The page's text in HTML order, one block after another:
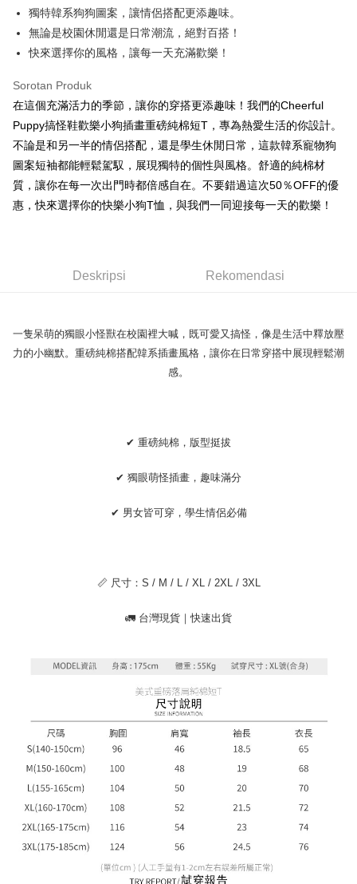
Google Pay
Deskripsi
[Terma Penggunaan untuk OP Pay Later]
Perkhidmatan ini disediakan oleh Taiwan Mobile dan tersedia untuk
pengguna Taiwan Mobile tanpa memerlukan permohonan tambahan.
Jika anda memilih OP Pay Later sebagai kaedah pembayaran, sistem
akan mengarahkan anda secara automatik ke proses transaksi OP Pay
Later selepas pesanan dibuat. Anda perlu mengesahkan nombor telefon
Had kredit yang diluluskan, tempoh ansuran yang tersedia, dan yuran
Jika transaksi tidak disahkan dalam masa 30 minit selepas pesanan
dibuat, atau jika permohonan gagal dalam proses semakan, pesanan
akan dibatalkan secara automatik. Jika permohonan gagal pada
berasingan dan tidak termasuk dalam bil telekom anda. SMS peringatan
pembayaran akan dihantar selepas kitaran bil bulanan.
Selepas mengakses bil melalui pautan dalam SMS, anda boleh
Perkhidmatan ini disediakan oleh Taiwan Mobile Co., Ltd. (“Syarikat”),
yang membolehkan pelanggan membeli barangan atau perkhidmatan
Syarikat, dan pelanggan hendaklah membuat pembayaran mengikut
perjanjian menggunakan sistem bil Syarikat.
Untuk memenuhi hubungan kontrak yang terjalin melalui persetujuan
penggunaan OP Pay Later, peniaga akan memberikan maklumat peribadi
anda (termasuk nama, nombor telefon, atau alamat) kepada Syarikat bagi
tujuan pengumpulan, pemprosesan dan penggunaan data yang
diperlukan untuk pengebilan ansuran, termasuk pengesahan,
pengesahan semula dan pembetulan.
Untuk terma perkhidmatan penuh, sila rujuk pautan berikut:
https://oppay.tw/userRule
" target="_blank" class="link revert-
style">https://oppay.tw/userRule
【Panduan Penggunaan Pembayaran Ansuran Gogo】
AFTEE
Deskripsi
Pertama, Mengenai Perkhidmatan AFTEE Beli Sekarang Bayar Kemudian
pengesahan AFTEE akan muncul.
2. Anda boleh meneruskan pembayaran selepas pengesahan SMS.
AFTEE.
Sila ambil perhatian bahawa tempoh pembayaran adalah 14 hari. Walau
bagaimanapun, bagi mereka yang telah memuat turun Aplikasi AFTEE
ditambah dengan bilangan hari yang boleh dilanjutkan oleh AFTEE. Anda
pesanan. Walau bagaimanapun, tiada jaminan bahawa anda boleh
prapesanan atau produk yang mungkin mengambil masa yang lebih
lama untuk dihantar). Oleh itu, anda dikehendaki membuat pembayaran
1. Jumlah yang diperakui untuk pengguna kali pertama boleh sehingga
NT$10,000. Amaun diperakui sebenar yang diluluskan akan berdasarkan
2. Amaun perbelanjaan minimum mestilah lebih besar daripada NT$20.
Ketiga, Syarat Perkhidmatan
Taiwan, Inc. dan AFTEE akan membuat bil kepada pengguna. AFTEE
akan menggunakan data peribadi yang dikumpul (termasuk nama
pembeli, no. telefon, nama penerima, no. telefon, alamat penerima) untuk
penggunaan perkhidmatan. Sila rujuk kepada "Penyata Pengumpulan
Data Peribadi, Pemprosesan, Penggunaan"
(https://aftee.tw/privacypolicy/
) untuk maklumat lanjut.
Jumlah yang diperakui untuk pengguna kali pertama yang lulus
kelulusan boleh sehingga NT$10,000. Jika pengguna tidak membuat
pembayaran dalam tempoh tersebut, yuran pembayaran lewat sebanyak
20% setahun akan dikenakan. Pengguna bawah umur dikehendaki
mendapatkan kebenaran daripada ibu bapa atau penjaga yang sah
untuk menggunakan AFTEE.
Pemindahan ATM
Pilihan Penghantaran
7-11取貨付款
NT$45/pesanan | Penghantaran percuma untuk pesanan
獨特韓系狗狗圖案，讓情侶搭配更添趣味。
無論是校園休閒還是日常潮流，絕對百搭！
快來選擇你的風格，讓每一天充滿歡樂！
Sorotan Produk
在這個充滿活力的季節，讓你的穿搭更添趣味！我們的Cheerful
Puppy搞怪鞋歡樂小狗插畫重磅純棉短T，專為熱愛生活的你設計。
不論是和另一半的情侶搭配，還是學生休閒日常，這款韓系寵物狗
圖案短袖都能輕鬆駕馭，展現獨特的個性與風格。舒適的純棉材
質，讓你在每一次出門時都倍感自在。不要錯過這次50％OFF的優
惠，快來選擇你的快樂小狗T恤，與我們一同迎接每一天的歡樂！
Deskripsi Rekomendasi
一隻呆萌的獨眼小怪獸在校園裡大喊，既可愛又搞怪，像是生活中釋放壓
力的小幽默。重磅純棉搭配韓系插畫風格，讓你在日常穿搭中展現輕鬆潮
感。
✔ 重磅純棉，版型挺拔
✔ 獨眼萌怪插畫，趣味滿分
✔ 男女皆可穿，學生情侶必備
📏 尺寸：S / M / L / XL / 2XL / 3XL
🚛 台灣現貨｜快速出貨